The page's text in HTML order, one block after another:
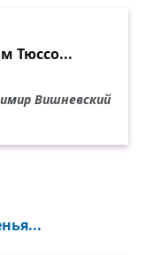
Тюссо...
Вишневский